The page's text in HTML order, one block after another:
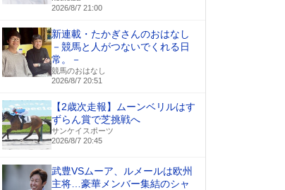
2026/8/7 21:00
新連載・たかぎさんのおはなし
－競馬と人がつないでくれる日
常。－
競馬のおはなし
2026/8/7 20:51
【2歳次走報】ムーンベリルはす
ずらん賞で芝挑戦へ
サンケイスポーツ
2026/8/7 20:45
武豊VSムーア、ルメールは欧州
主将…豪華メンバー集結のシャ